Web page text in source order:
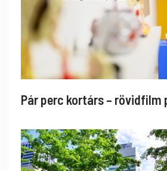
Pár perc kortárs – rövidfilm